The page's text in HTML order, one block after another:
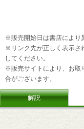
※販売開始日は書店により
※リンク先が正しく表示さ
してください。
※販売サイトにより、お取
合がございます。
解説